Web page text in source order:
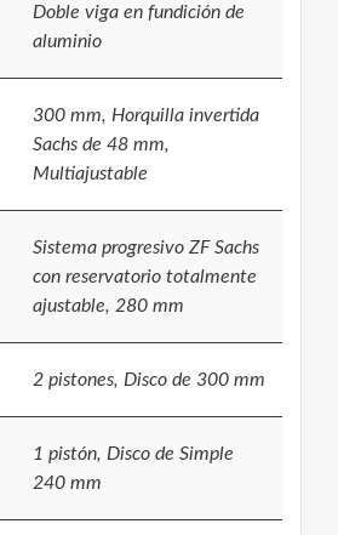
Doble viga en fundición de
aluminio
300 mm, Horquilla invertida
Sachs de 48 mm,
Multiajustable
Sistema progresivo ZF Sachs
con reservatorio totalmente
ajustable, 280 mm
2 pistones, Disco de 300 mm
1 pistón, Disco de Simple
240 mm